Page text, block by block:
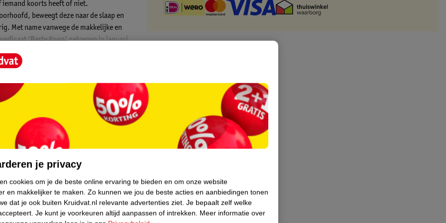
iemand koorts heeft of niet.
beweegt deze naar de slaap en
Met name vanwege de makkelijke en
'Beste Koop' gekregen in januari
uitstek geschikt als thermometer voor
slaap. En daarnaast ook nuttig wanneer
of magnetronmaaltijd te meten.
om te kijken of er al verbetering
het temperatuurverloop. Bij koorts
infrarood thermometer van Medisana
je privacy
cookies om je de beste online ervaring te bieden en om onze website
en makkelijker te maken. Zo kunnen we jou de beste acties en aanbiedingen tonen
dat je ook buiten Kruidvat.nl relevante advertenties ziet. Je bepaalt zelf welke
Je kunt je voorkeuren altijd aanpassen of intrekken. Meer informatie over